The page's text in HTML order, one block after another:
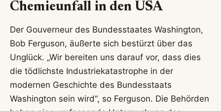
Chemieunfall in den USA
Der Gouverneur des Bundesstaates Washington,
Bob Ferguson, äußerte sich bestürzt über das
Unglück. „Wir bereiten uns darauf vor, dass dies
die tödlichste Industriekatastrophe in der
modernen Geschichte des Bundesstaats
Washington sein wird“, so Ferguson. Die Behörden